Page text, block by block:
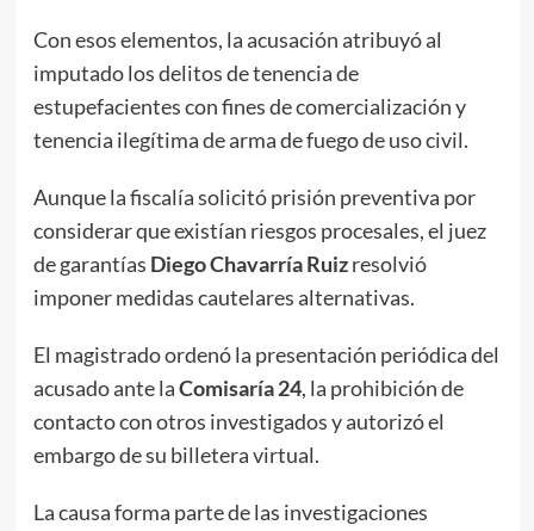
Con esos elementos, la acusación atribuyó al
imputado los delitos de tenencia de
estupefacientes con fines de comercialización y
tenencia ilegítima de arma de fuego de uso civil.
Aunque la fiscalía solicitó prisión preventiva por
considerar que existían riesgos procesales, el juez
de garantías Diego Chavarría Ruizresolvió
imponer medidas cautelares alternativas.
El magistrado ordenó la presentación periódica del
acusado ante laComisaría 24, la prohibición de
contacto con otros investigados y autorizó el
embargo de su billetera virtual.
La causa forma parte de las investigaciones